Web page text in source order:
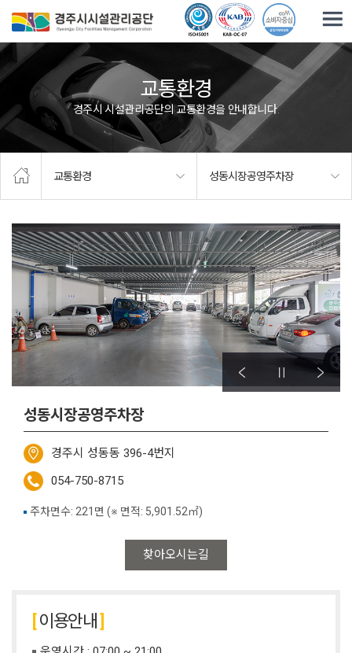
교통환경
경주시 시설관리공단의 교통환경을 안내합니다.
교통환경 성동시장공영주차장
성동시장공영주차장
경주시 성동동 396-4번지
054-750-8715
찾아오시는길
주차면수: 221면 (※ 면적: 5,901.52㎡)
이용안내